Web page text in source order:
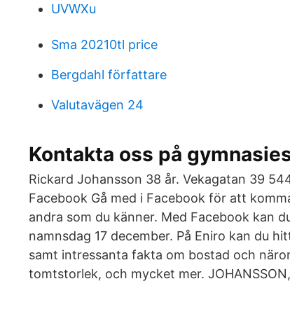
UVWXu
Sma 20210tl price
Bergdahl författare
Valutavägen 24
Kontakta oss på
Rickard Johansson 38 år. Vekagatan 39
Facebook Gå med i Facebook för att
andra som du känner. Med Facebook kan
namnsdag 17 december. På Eniro kan du
samt intressanta fakta om bostad och
tomtstorlek, och mycket mer.